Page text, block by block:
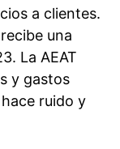
a clientes.
una
La AEAT
y gastos
ruido y